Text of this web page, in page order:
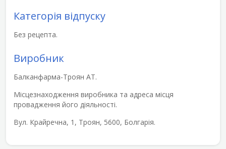
Категорія відпуску
Без рецепта.
Виробник
Балканфарма-Троян АТ.
Місцезнаходження виробника та адреса місця
провадження його діяльності.
Вул. Крайречна, 1, Троян, 5600, Болгарія.